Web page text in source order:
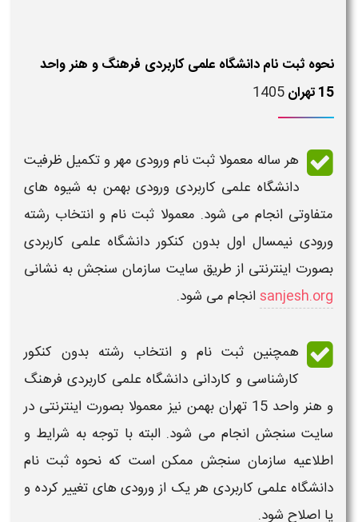
نحوه ثبت نام دانشگاه علمی کاربردی فرهنگ و هنر واحد
15 تهران
1405
هر ساله معمولا ثبت نام ورودی مهر و تکمیل ظرفیت
دانشگاه علمی کاربردی ورودی بهمن به شیوه های
متفاوتی انجام می شود. معمولا ثبت نام و انتخاب رشته
ورودی نیمسال اولبدون کنکور دانشگاه علمی کاربردی
بصورت اینترنتی از طریق سایت سازمان سنجش به نشانی
sanjesh.orgانجام می شود.
همچنین ثبت نام و انتخاب رشته بدون کنکور
کارشناسی و کاردانی دانشگاه علمی کاربردی فرهنگ
و هنر واحد 15 تهران بهمن
نیز معمولا بصورت اینترنتی در
سایت سنجش انجام می شود. البته با توجه به شرایط و
اطلاعیه سازمان سنجش ممکن است که نحوه ثبت نام
دانشگاه علمی کاربردی هر یک از ورودی های تغییر کرده و
یا اصلاح شود.